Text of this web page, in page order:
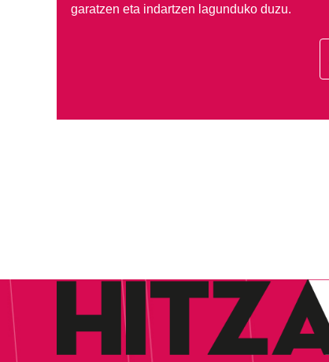
garatzen eta indartzen lagunduko duzu.